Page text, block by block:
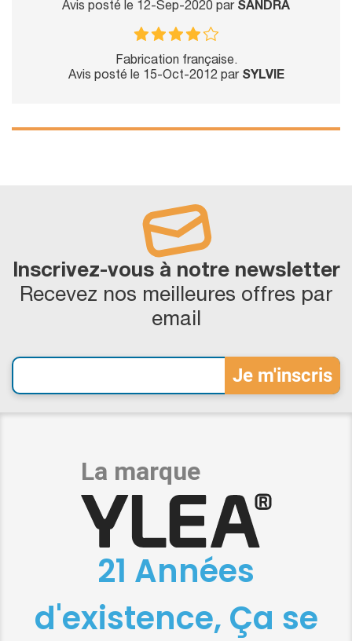
Avis posté le 12-Sep-2020 par SANDRA
Fabrication française.
Avis posté le 15-Oct-2012 par SYLVIE
Inscrivez-vous à notre newsletter
Recevez nos meilleures offres par
email
21 Années
d'existence, Ça se